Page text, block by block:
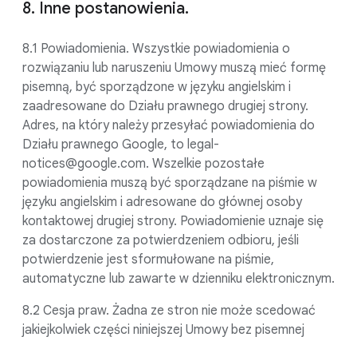
8. Inne postanowienia.
8.1 Powiadomienia. Wszystkie powiadomienia o
rozwiązaniu lub naruszeniu Umowy muszą mieć formę
pisemną, być sporządzone w języku angielskim i
zaadresowane do Działu prawnego drugiej strony.
Adres, na który należy przesyłać powiadomienia do
Działu prawnego Google, to legal-
notices@google.com. Wszelkie pozostałe
powiadomienia muszą być sporządzane na piśmie w
języku angielskim i adresowane do głównej osoby
kontaktowej drugiej strony. Powiadomienie uznaje się
za dostarczone za potwierdzeniem odbioru, jeśli
potwierdzenie jest sformułowane na piśmie,
automatyczne lub zawarte w dzienniku elektronicznym.
8.2 Cesja praw. Żadna ze stron nie może scedować
jakiejkolwiek części niniejszej Umowy bez pisemnej